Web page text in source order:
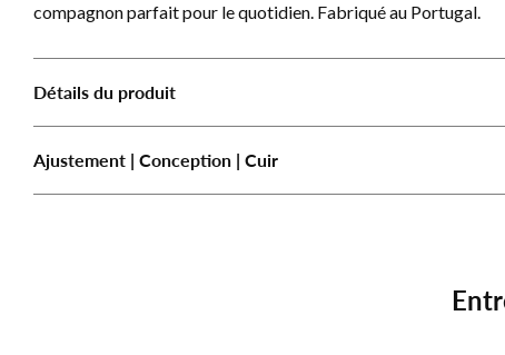
compagnon parfait pour le quotidien. Fabriqué au Portugal.
Détails du produit
Ajustement | Conception | Cuir